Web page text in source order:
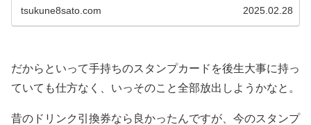
tsukune8sato.com 2025.02.28
だからといって手持ちのスタンプカードを後生大事に持っ
ていても仕方なく、いっそのこと全部放出しようかなと。
昔のドリンク引換券なら良かったんですが、今のスタンプ